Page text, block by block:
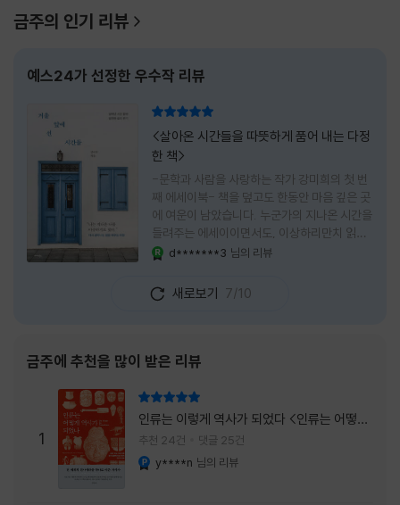
금주의 인기 리뷰
예스24가 선정한 우수작 리뷰
<살아온 시간들을 따뜻하게 품어 내는 다정
한 책>
-문학과 사람을 사랑하는 작가 강미희의 첫 번
째 에세이북- 책을 덮고도 한동안 마음 깊은 곳
에 여운이 남았습니다. 누군가의 지나온 시간을
들려주는 에세이이면서도, 이상하리만치 읽는
사람 자신의 삶을 다시 돌아보게 만드는 책이었
으로 머물지 않고, 각자의 상처와 후회, 다 지나
온 줄 알았던 마음의 결을 가만히 비추는 거울
는다는 것, 대신 지나온 시간 속에서 비로소 알
있고 무너지지 않는 것보다 다시 일어서는 일이
더 중요하다는 사실을 담담하게 보여줍니다. 그
래서 읽는 내내 위로가 과장되지 않았고, 오히
려 그 절제된 진심 덕분에 더 오래 마음에 남았
습니다. 책 곳곳에
d*******3 님의 리뷰
새로보기 7/10
금주에 추천을 많이 받은 리뷰
1
인류는 이렇게 역사가 되었다 <인류는 어떻게
역사가 되었나>
추천 24건 댓글 25건
y****n 님의 리뷰